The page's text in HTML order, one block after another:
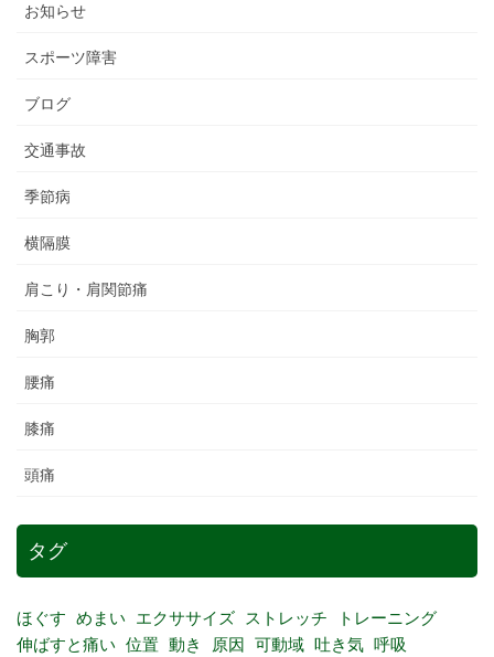
お知らせ
スポーツ障害
ブログ
交通事故
季節病
横隔膜
肩こり・肩関節痛
胸郭
腰痛
膝痛
頭痛
タグ
ほぐす めまい エクササイズ ストレッチ
トレーニング
伸ばすと痛い 位置 動き 原因 可動域 吐き気 呼吸